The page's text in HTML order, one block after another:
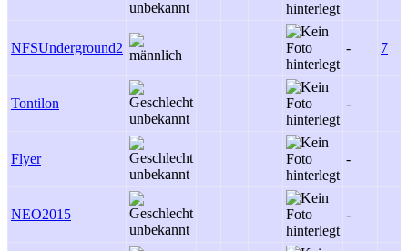
NFSUnderground2 - 7
Tontilon -
Flyer -
NEO2015 -